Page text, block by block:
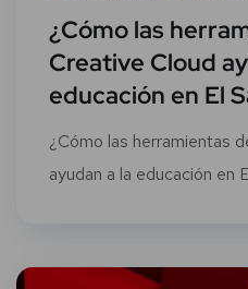
¿Cómo las
Creative Cloud
educación en El
¿Cómo las herramientas
ayudan a la educación en